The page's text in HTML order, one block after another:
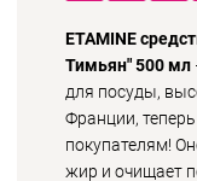
ETAMINE
Тимьян" 500 мл
для посуды,
Франции,
покупателям!
жир и очищает